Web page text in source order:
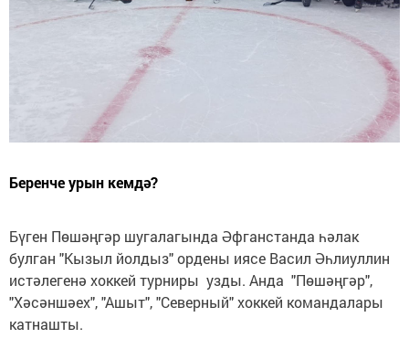
Беренче урын кемдә?
Бүген Пөшәңгәр шугалагында Әфганстанда һәлак
булган "Кызыл йолдыз" ордены иясе Васил Әһлиуллин
истәлегенә хоккей турниры узды. Анда "Пөшәңгәр",
"Хәсәншәех", "Ашыт", "Северный" хоккей командалары
катнашты.